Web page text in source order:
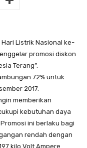
Hari Listrik Nasional ke-
promosi diskon
Terang”.
72% untuk
2017.
memberikan
kebutuhan daya
ini berlaku bagi
rendah dengan
kilo Volt Ampere